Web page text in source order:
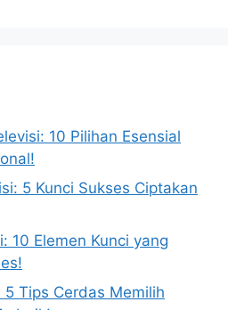
10 Pilihan Esensial
5 Kunci Sukses Ciptakan
10 Elemen Kunci yang
5 Tips Cerdas Memilih